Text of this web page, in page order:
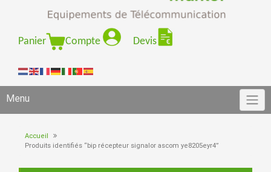
Panier Compte Devis
Menu
Accueil
Produits identifiés “bip récepteur signalor ascom ye8205eyr4”